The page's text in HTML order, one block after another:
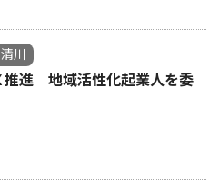
川
推進 地域活性化起業人を委